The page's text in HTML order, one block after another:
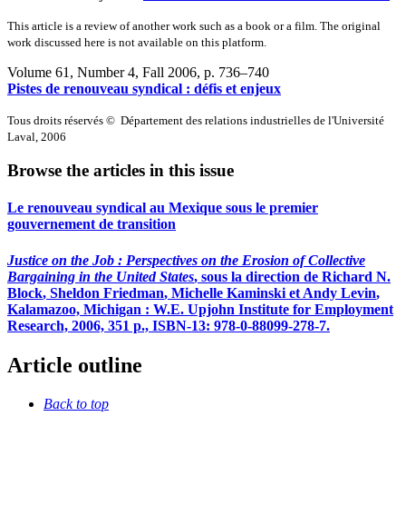
This article is a review of another work such as a book or a film. The original
work discussed here is not available on this platform.
Volume 61, Number 4, Fall 2006, p. 736–740
Pistes de renouveau syndical : défis et enjeux
Tous droits réservés © Département des relations industrielles de l'Université
Laval, 2006
Browse the articles in this issue
Le renouveau syndical au Mexique sous le premier
gouvernement de transition
Justice on the Job : Perspectives on the Erosion of Collective
Bargaining in the United States, sous la direction de Richard N.
Block, Sheldon Friedman, Michelle Kaminski et Andy Levin,
Kalamazoo, Michigan : W.E. Upjohn Institute for Employment
Research, 2006, 351 p., ISBN-13: 978-0-88099-278-7.
Article outline
Back to top